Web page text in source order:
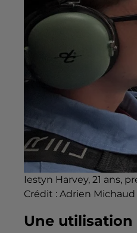
Iestyn Harvey, 21 ans,
Crédit : Adrien Michaud
Une